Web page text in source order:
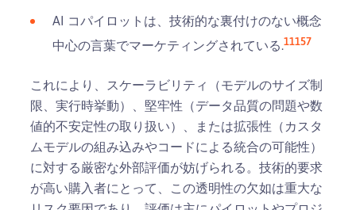
AI コパイロットは、技術的な裏付けのない概念
中心の言葉でマーケティングされている.11157
これにより、スケーラビリティ（モデルのサイズ制
限、実行時挙動）、堅牢性（データ品質の問題や数
値的不安定性の取り扱い）、または拡張性（カスタ
ムモデルの組み込みやコードによる統合の可能性）
に対する厳密な外部評価が妨げられる。技術的要求
が高い購入者にとって、この透明性の欠如は重大な